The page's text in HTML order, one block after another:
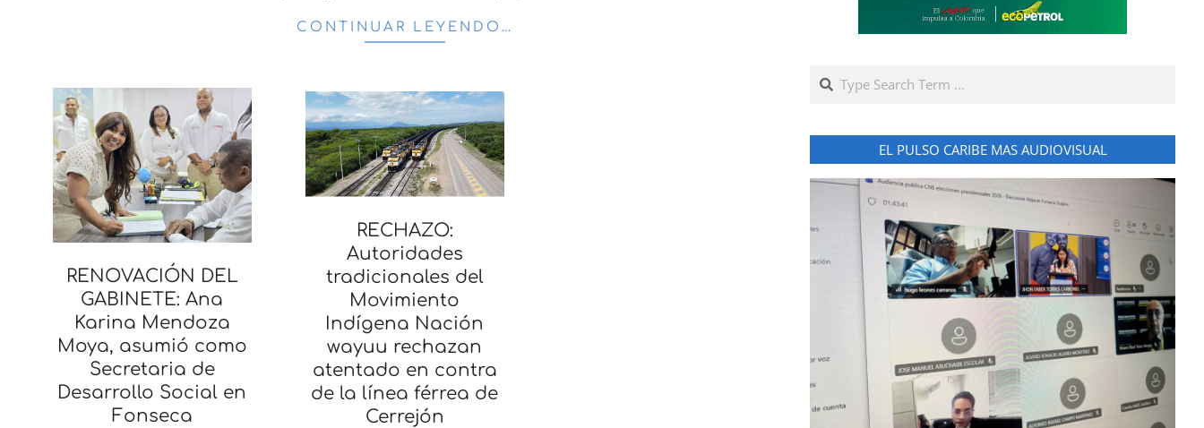
CONTINUAR LEYENDO…
RENOVACIÓN DEL
GABINETE: Ana
Karina Mendoza
Moya, asumió como
Secretaria de
Desarrollo Social en
Fonseca
RECHAZO:
Autoridades
tradicionales del
Movimiento
Indígena Nación
wayuu rechazan
atentado en contra
de la línea férrea de
Cerrejón
Search
EL PULSO CARIBE MAS AUDIOVISUAL